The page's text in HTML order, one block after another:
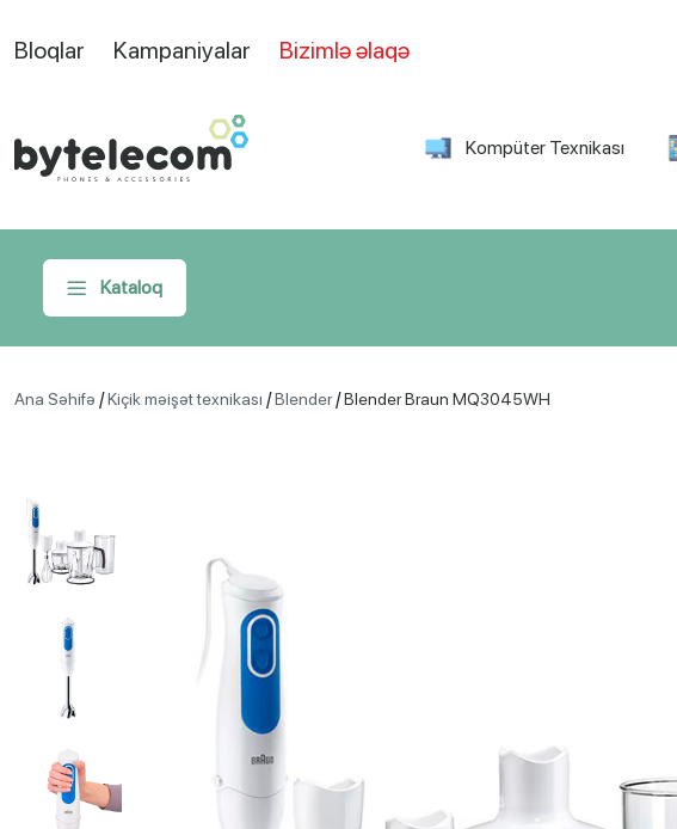
Bloqlar Kampaniyalar Bizimlə əlaqə
Kompüter Texnikası
Kataloq
Ana Səhifə /Kiçik məişət texnikası /Blender/Blender Braun MQ3045WH
x18 ay
Tam kart ilə 18 aya faizsiz ödə!